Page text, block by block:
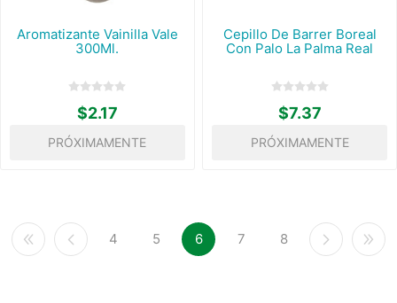
Aromatizante Vainilla Vale
300Ml.
$2.17
PRÓXIMAMENTE
Cepillo De Barrer Boreal
Con Palo La Palma Real
$7.37
PRÓXIMAMENTE
4 5 6 7 8